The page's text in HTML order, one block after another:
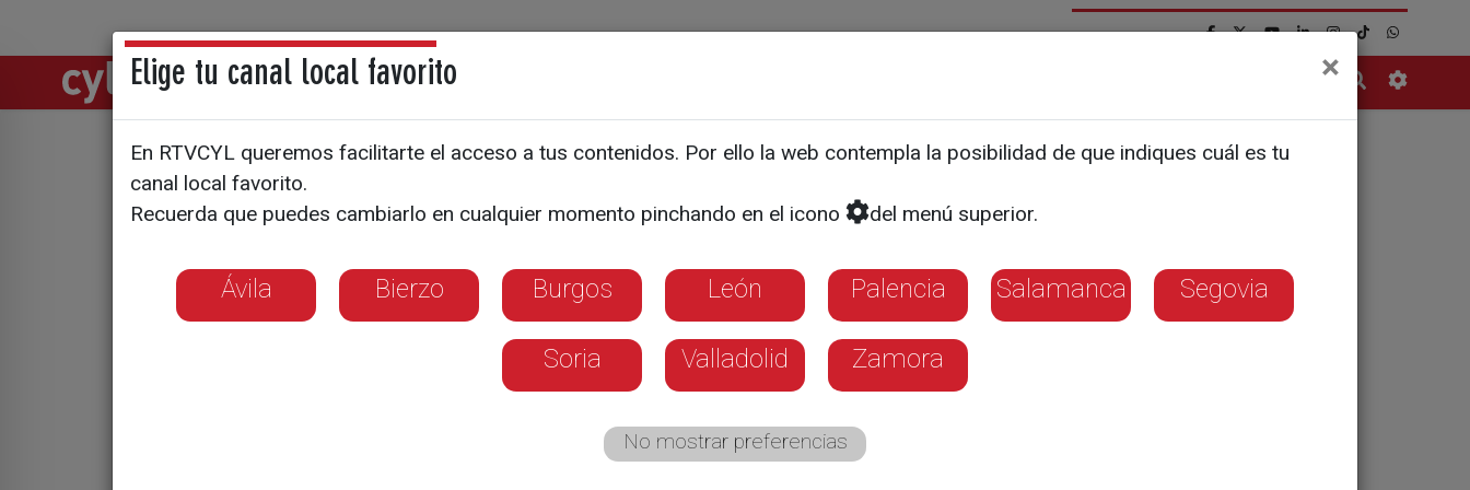
Directos Noticias
NATURALEZA VIVA
Una entrada de altos vuelos
Elige tu canal local favorito ×
En RTVCYL queremos facilitarte el acceso a tus contenidos. Por ello la web contempla la posibilidad de que indiques cuál es tu
canal local favorito.
Recuerda que puedes cambiarlo en cualquier momento pinchando en el icono
del menú superior.
Ávila Bierzo Burgos León Palencia Salamanca Segovia
Soria Valladolid Zamora
No mostrar preferencias